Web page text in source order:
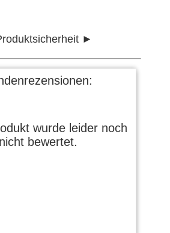
wurde leider noch
nicht bewertet.